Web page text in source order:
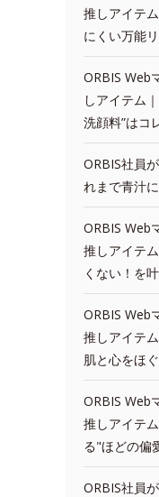
推しアイテ
にくい万能
ORBIS Web
しアイテム
洗顔料”はコ
ORBIS社員
れまで青汁
ORBIS Web
推しアイテ
くない！を
ORBIS Web
推しアイテ
肌と心をほ
ORBIS Web
推しアイテ
る"ほどの偏
ORBIS社員